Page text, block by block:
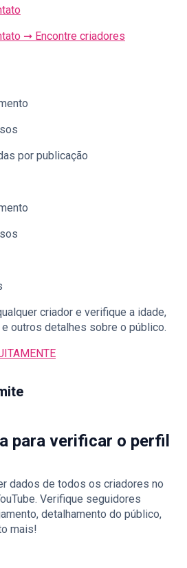
➞ Encontre criadores
por publicação
criador e verifique a idade,
outros detalhes sobre o público.
para verificar o perfil
dados de todos os criadores no
Verifique seguidores
detalhamento do público,
mais!